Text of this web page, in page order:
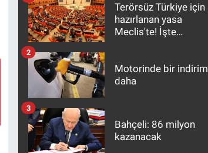
Terörsüz Türkiye için
hazırlanan yasa
Meclis'te! İşte
Motorinde bir indirim
daha
2
Bahçeli: 86 milyon
kazanacak
3